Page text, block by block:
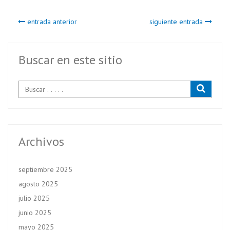
o
k
er A
p
entrada anterior siguiente entrada
Buscar en este sitio
Archivos
septiembre 2025
agosto 2025
julio 2025
junio 2025
mayo 2025